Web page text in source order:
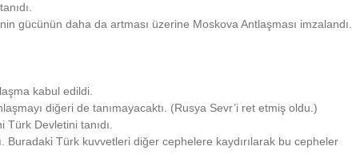
gü­cünün daha da artması üzerine Moskova Antlaşması imzalandı.
kabul edildi.
diğeri de tanımayacaktı. (Rusya Sevr’i ret etmiş oldu.)
Devletini tanıdı.
Buradaki Türk kuvvetleri diğer cephelere kaydırılarak bu cepheler